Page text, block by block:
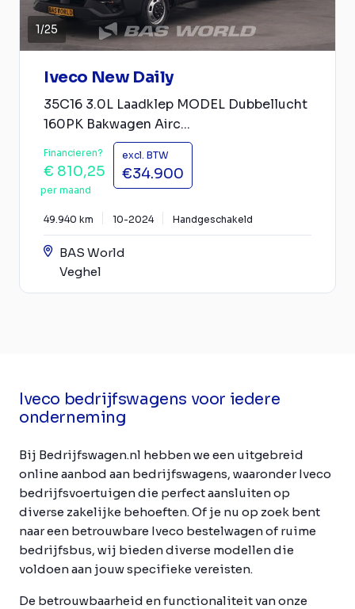
1/25
Iveco New Daily
35C16 3.0L Laadklep MODEL Dubbellucht
160PK Bakwagen Airc...
Financieren?
€ 810,25
per maand
excl. BTW
€34.900
49.940 km 10-2024 Handgeschakeld
BAS World
Veghel
Iveco bedrijfswagens voor iedere
onderneming
Bij Bedrijfswagen.nl hebben we een uitgebreid
online aanbod aan bedrijfswagens, waaronder Iveco
bedrijfsvoertuigen die perfect aansluiten op
diverse zakelijke behoeften. Of je nu op zoek bent
naar een betrouwbare Iveco bestelwagen of ruime
bedrijfsbus, wij bieden diverse modellen die
voldoen aan jouw specifieke vereisten.
De betrouwbaarheid en functionaliteit van onze